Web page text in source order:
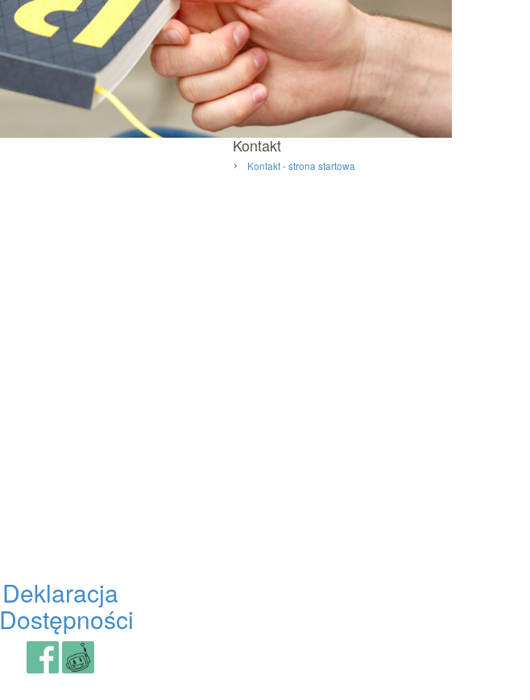
Kontakt
Kontakt - strona startowa
Deklaracja
Dostępności